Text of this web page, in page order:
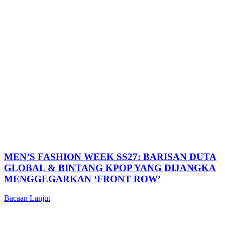
MEN’S FASHION WEEK SS27: BARISAN DUTA
GLOBAL & BINTANG KPOP YANG DIJANGKA
MENGGEGARKAN ‘FRONT ROW’
Bacaan Lanjut